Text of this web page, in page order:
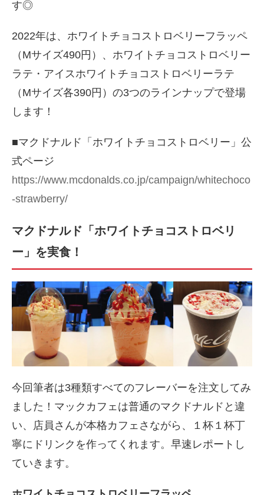
す◎
2022年は、ホワイトチョコストロベリーフラッペ
（Mサイズ490円）、ホワイトチョコストロベリー
ラテ・アイスホワイトチョコストロベリーラテ
（Mサイズ各390円）の3つのラインナップで登場
します！
■マクドナルド「ホワイトチョコストロベリー」公
式ページ
https://www.mcdonalds.co.jp/campaign/whitechoco
-strawberry/
マクドナルド「ホワイトチョコストロベリ
ー」を実食！
今回筆者は3種類すべてのフレーバーを注文してみ
ました！マックカフェは普通のマクドナルドと違
い、店員さんが本格カフェさながら、１杯１杯丁
寧にドリンクを作ってくれます。早速レポートし
ていきます。